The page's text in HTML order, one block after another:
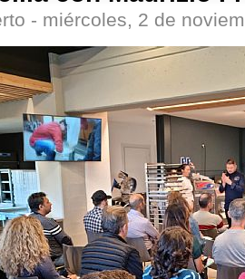
- miércoles, 2 de